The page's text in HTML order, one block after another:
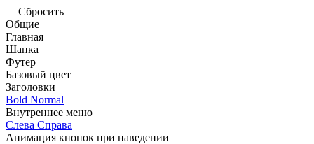
Сбросить
Общие
Главная
Шапка
Футер
Базовый цвет
Заголовки
Bold Normal
Внутреннее меню
Слева Справа
Анимация кнопок при наведении